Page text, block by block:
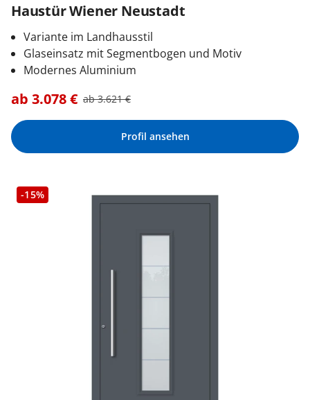
Haustür Wiener Neustadt
Variante im Landhausstil
Glaseinsatz mit Segmentbogen und Motiv
Modernes Aluminium
ab 3.078€ ab3.621€
Profil ansehen
-15%